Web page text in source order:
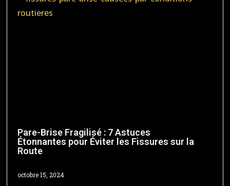
Pare-Brise Fragilisé : 7 Astuces
Étonnantes pour Éviter les Fissures sur la
Route
octobre 15, 2024